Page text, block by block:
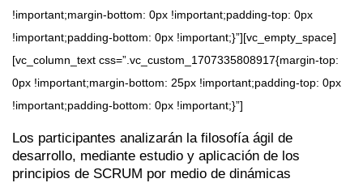
!important;margin-bottom: 0px !important;padding-top: 0px
!important;padding-bottom: 0px !important;}”][vc_empty_space]
[vc_column_text css=”.vc_custom_1707335808917{margin-top:
0px !important;margin-bottom: 25px !important;padding-top: 0px
!important;padding-bottom: 0px !important;}”]
Los participantes analizarán la filosofía ágil de
desarrollo, mediante estudio y aplicación de los
principios de SCRUM por medio de dinámicas